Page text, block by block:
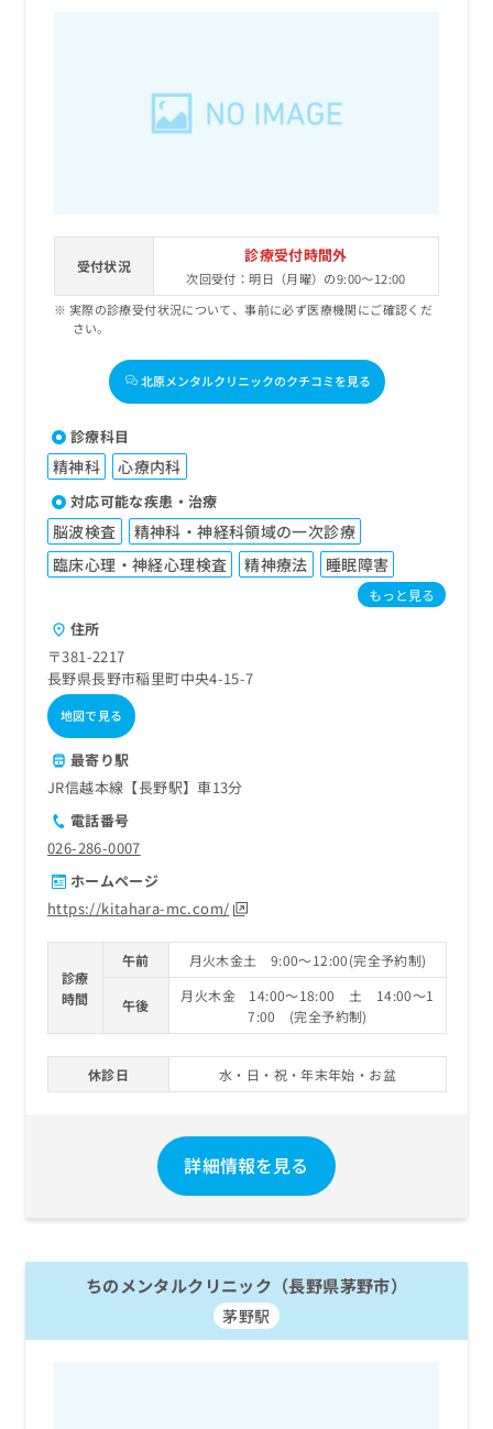
受付状況
診療受付時間外
次回受付：明日（月曜）の9:00～12:00
実際の診療受付状況について、事前に必ず医療機関にご確認くだ
さい。
北原メンタルクリニックのクチコミを見る
診療科目
精神科 心療内科
対応可能な疾患・治療
脳波検査
精神科・神経科領域の一次診療
臨床心理・神経心理検査
精神療法 睡眠障害
もっと見る
住所
〒381-2217
長野県長野市稲里町中央4-15-7
地図で見る
最寄り駅
JR信越本線【長野駅】車13分
電話番号
026-286-0007
ホームページ
https://kitahara-mc.com/
診療
時間
午前 月火木金土 9:00～12:00(完全予約制)
午後
月火木金 14:00～18:00 土 14:00～1
7:00 (完全予約制)
休診日 水・日・祝・年末年始・お盆
詳細情報を見る
ちのメンタルクリニック（長野県茅野市）
茅野駅